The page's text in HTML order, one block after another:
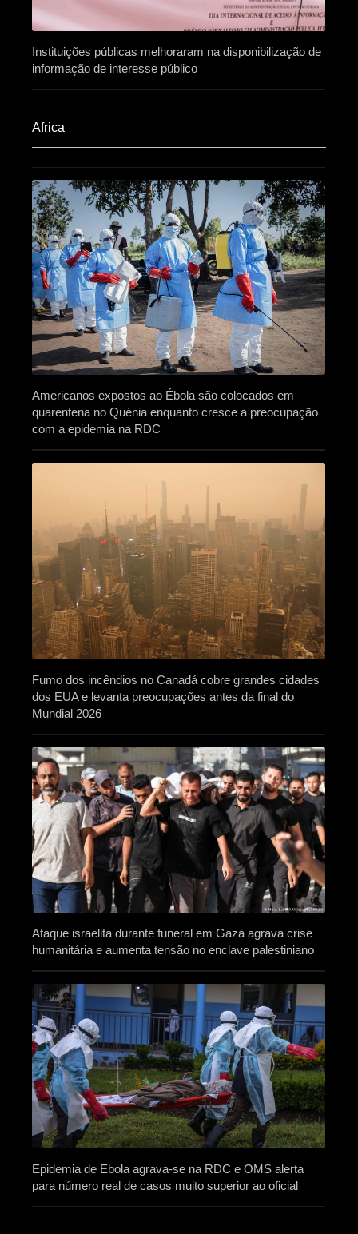
Instituições públicas melhoraram na disponibilização de
informação de interesse público
Africa​
Americanos expostos ao Ébola são colocados em
quarentena no Quénia enquanto cresce a preocupação
com a epidemia na RDC
Fumo dos incêndios no Canadá cobre grandes cidades
dos EUA e levanta preocupações antes da final do
Mundial 2026
Ataque israelita durante funeral em Gaza agrava crise
humanitária e aumenta tensão no enclave palestiniano
Epidemia de Ebola agrava-se na RDC e OMS alerta
para número real de casos muito superior ao oficial